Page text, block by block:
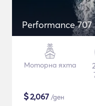
Performance 707
Моторна яхта
$2,067 /ден